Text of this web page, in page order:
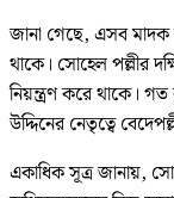
জানা গেছে, এসব মাদক
থাকে। সোহেল পল্লীর
নিয়ন্ত্রণ করে থাকে।
উদ্দিনের নেতৃত্বে
একাধিক সূত্র জানায়,